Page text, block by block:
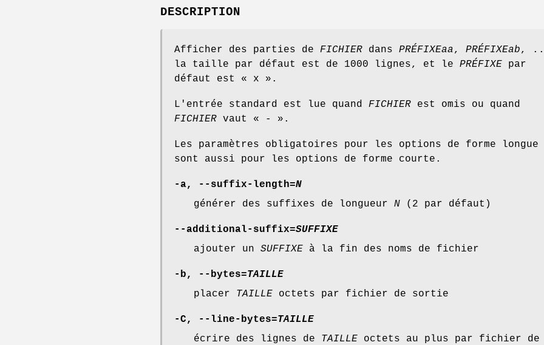
DESCRIPTION
Afficher des parties de FICHIER dans PRÉFIXEaa, PRÉFIXEab,
la taille par défaut est de 1000 lignes, et le PRÉFIXE par
défaut est « x ».
L'entrée standard est lue quand FICHIER est omis ou quand
FICHIER vaut « - ».
Les paramètres obligatoires pour les options de forme
sont aussi pour les options de forme courte.
-a, --suffix-length=N
générer des suffixes de longueur N (2 par défaut)
--additional-suffix=SUFFIXE
ajouter un SUFFIXE à la fin des noms de fichier
-b , --bytes=TAILLE
placer TAILLE octets par fichier de sortie
-C , --line-bytes=TAILLE
écrire des lignes de TAILLE octets au plus par fichier